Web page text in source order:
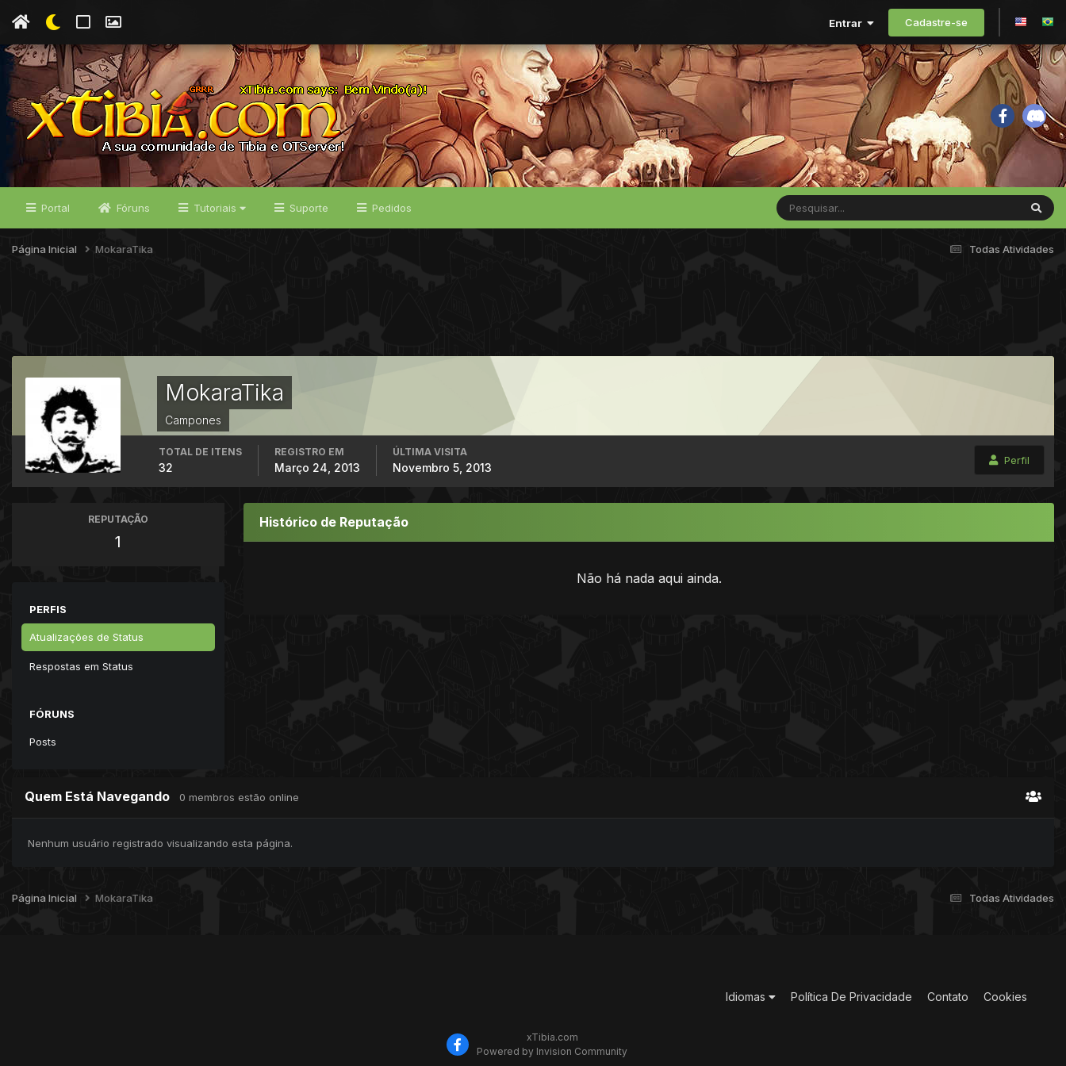
Entrar Cadastre-se
Portal Fóruns Tutoriais Suporte Pedidos
Todas Atividades
Página Inicial MokaraTika
MokaraTika
Campones
Perfil
TOTAL DE ITENS
32
REGISTRO EM
Março 24, 2013
ÚLTIMA VISITA
Novembro 5, 2013
REPUTAÇÃO
1
PERFIS
Atualizações de Status
Respostas em Status
FÓRUNS
Posts
Histórico de Reputação
Não há nada aqui ainda.
Quem Está Navegando 0 membros estão online
Nenhum usuário registrado visualizando esta página.
Todas Atividades
Página Inicial MokaraTika
Idiomas Política De Privacidade Contato Cookies
xTibia.com
Powered by Invision Community